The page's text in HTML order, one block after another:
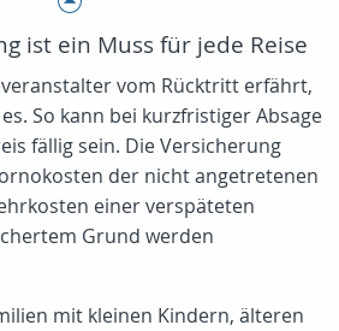
ist ein Muss für jede Reise
vom Rücktritt erfährt,
So kann bei kurzfristiger Absage
fällig sein. Die Versicherung
der nicht angetretenen
einer verspäteten
Grund werden
mit kleinen Kindern, älteren